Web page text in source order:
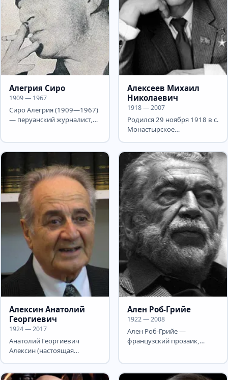
Алегрия Сиро
1909 — 1967
Сиро Алегрия (1909—1967)
— перуанский журналист,
Алексеев Михаил
Николаевич
1918 — 2007
Родился 29 ноября 1918 в с.
Монастырское
большой...
Алексин Анатолий
Георгиевич
1924 — 2017
Анатолий Георгиевич
Алексин (настоящая
Ален Роб-Грийе
1922 — 2008
Ален Роб-Грийе —
французский прозаик,